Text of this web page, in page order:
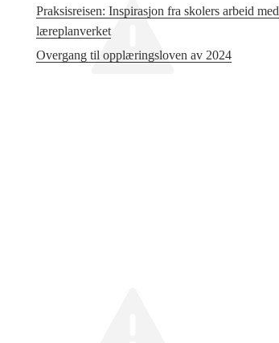
Praksisreisen: Inspirasjon fra skolers arbeid med
læreplanverket
Overgang til opplæringsloven av 2024